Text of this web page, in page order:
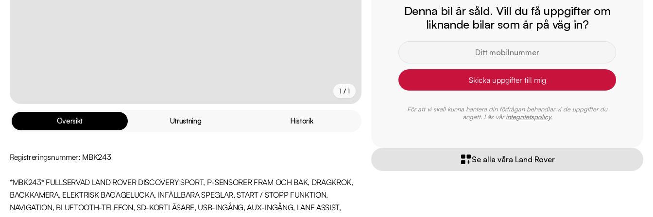
1 / 1
Översikt Utrustning Historik
Registreringsnummer: MBK243
*MBK243* FULLSERVAD LAND ROVER DISCOVERY SPORT, P-SENSORER FRAM OCH BAK, DRAGKROK,
BACKKAMERA, ELEKTRISK BAGAGELUCKA, INFÄLLBARA SPEGLAR, START / STOPP FUNKTION,
NAVIGATION, BLUETOOTH-TELEFON, SD-KORTLÄSARE, USB-INGÅNG, AUX-INGÅNG, LANE ASSIST,
Denna bil är såld. Vill du få uppgifter om
liknande bilar som är på väg in?
Skicka uppgifter till mig
För att vi skall kunna hantera din förfrågan behandlar vi de uppgifter du
angett. Läs vårintegritetspolicy.
Se alla våra Land Rover